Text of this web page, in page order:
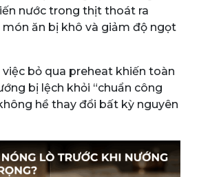
nước trong thịt thoát ra
món ăn bị khô và giảm độ ngọt
việc bỏ qua preheat khiến toàn
bị lệch khỏi “chuẩn công
hề thay đổi bất kỳ nguyên